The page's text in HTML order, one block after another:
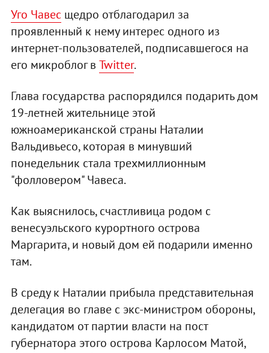
Уго Чавесщедро отблагодарил за
проявленный к нему интерес одного из
интернет-пользователей, подписавшегося на
его микроблог в Twitter.
Глава государства распорядился подарить дом
19-летней жительнице этой
южноамериканской страны Наталии
Вальдивьесо, которая в минувший
понедельник стала трехмиллионным
"фолловером" Чавеса.
Как выяснилось, счастливица родом с
венесуэльского курортного острова
Маргарита, и новый дом ей подарили именно
там.
В среду к Наталии прибыла представительная
делегация во главе с экс-министром обороны,
кандидатом от партии власти на пост
губернатора этого острова Карлосом Матой,